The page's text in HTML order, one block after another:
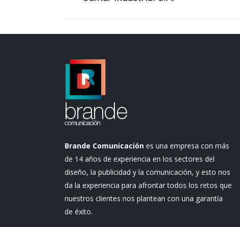
proyectos
Brande Comunicación es una empresa con más
de 14 años de experiencia en los sectores del
diseño, la publicidad y la comunicación, y esto nos
da la experiencia para afrontar todos los retos que
nuestros clientes nos plantean con una garantía
de éxito.